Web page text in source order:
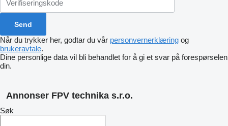
Når du trykker her, godtar du vår personvernerklæring og
brukeravtale.
Dine personlige data vil bli behandlet for å gi et svar på forespørselen
din.
Annonser FPV technika s.r.o.
Søk